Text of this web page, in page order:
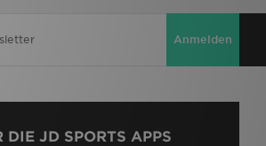
Anmelden
DIE JD SPORTS APPS